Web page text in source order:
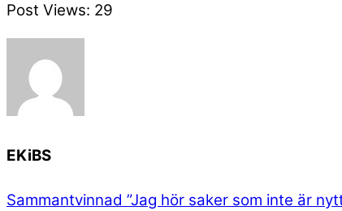
Post Views: 29
EKiBS
Sammantvinnad ”Jag hör saker som inte är